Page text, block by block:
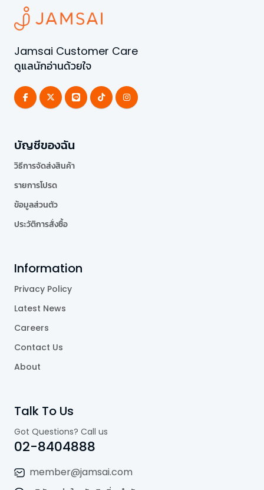
Jamsai Customer Care
ดูแลนักอ่านด้วยใจ
บัญชีของฉัน
วิธีการจัดส่งสินค้า
รายการโปรด
ข้อมูลส่วนตัว
ประวัติการสั่งซื้อ
Information
Privacy Policy
Latest News
Careers
Contact Us
About
Talk To Us
Got Questions? Call us
02-8404888
member@jamsai.com